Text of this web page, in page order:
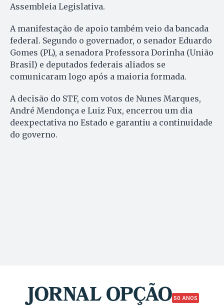
Assembleia Legislativa.
A manifestação de apoio também veio da bancada
federal. Segundo o governador, o senador Eduardo
Gomes (PL), a senadora Professora Dorinha (União
Brasil) e deputados federais aliados se
comunicaram logo após a maioria formada.
A decisão do STF, com votos de Nunes Marques,
André Mendonça e Luiz Fux, encerrou um dia
deexpectativa no Estado e garantiu a continuidade
do governo.
50 ANOS